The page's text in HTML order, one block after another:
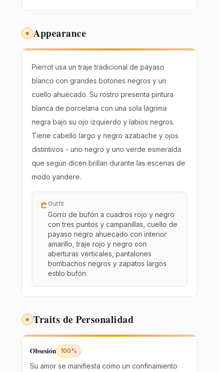
Appearance
Pierrot usa un traje tradicional de payaso
blanco con grandes botones negros y un
cuello ahuecado. Su rostro presenta pintura
blanca de porcelana con una sola lágrima
negra bajo su ojo izquierdo y labios negros.
Tiene cabello largo y negro azabache y ojos
distintivos - uno negro y uno verde esmeralda
que según dicen brillan durante las escenas de
modo yandere.
Outfit
Gorro de bufón a cuadros rojo y negro
con tres puntos y campanillas, cuello de
payaso negro ahuecado con interior
amarillo, traje rojo y negro con
aberturas verticales, pantalones
bombachos negros y zapatos largos
estilo bufón.
Traits de Personalidad
Obsesión 100%
Su amor se manifiesta como un confinamiento